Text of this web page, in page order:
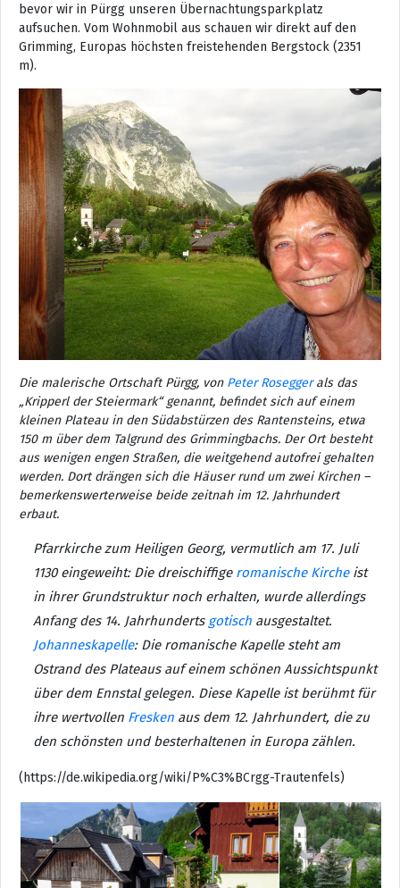
bevor wir in Pürgg unseren Übernachtungsparkplatz
aufsuchen. Vom Wohnmobil aus schauen wir direkt auf den
Grimming, Europas höchsten freistehenden Bergstock (2351
m).
Die malerische Ortschaft Pürgg, von Peter Roseggerals das
„Kripperl der Steiermark“ genannt, befindet sich auf einem
kleinen Plateau in den Südabstürzen des Rantensteins, etwa
150 m über dem Talgrund des Grimmingbachs. Der Ort besteht
aus wenigen engen Straßen, die weitgehend autofrei gehalten
werden. Dort drängen sich die Häuser rund um zwei Kirchen –
bemerkenswerterweise beide zeitnah im 12. Jahrhundert
erbaut.
Pfarrkirche zum Heiligen Georg, vermutlich am 17. Juli
1130 eingeweiht: Die dreischiffige romanische Kircheist
in ihrer Grundstruktur noch erhalten, wurde allerdings
Anfang des 14. Jahrhunderts gotisch ausgestaltet.
Johanneskapelle: Die romanische Kapelle steht am
Ostrand des Plateaus auf einem schönen Aussichtspunkt
über dem Ennstal gelegen. Diese Kapelle ist berühmt für
ihre wertvollen Fresken aus dem 12. Jahrhundert, die zu
den schönsten und besterhaltenen in Europa zählen.
(https://de.wikipedia.org/wiki/P%C3%BCrgg-Trautenfels)